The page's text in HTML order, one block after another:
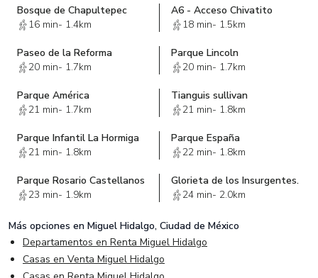
Bosque de Chapultepec
16 min- 1.4km
A6 - Acceso Chivatito
18 min- 1.5km
Paseo de la Reforma
20 min- 1.7km
Parque Lincoln
20 min- 1.7km
Parque América
21 min- 1.7km
Tianguis sullivan
21 min- 1.8km
Parque Infantil La Hormiga
21 min- 1.8km
Parque España
22 min- 1.8km
Parque Rosario Castellanos
23 min- 1.9km
Glorieta de los Insurgentes.
24 min- 2.0km
Más opciones en Miguel Hidalgo, Ciudad de México
Departamentos en Renta Miguel Hidalgo
Casas en Venta Miguel Hidalgo